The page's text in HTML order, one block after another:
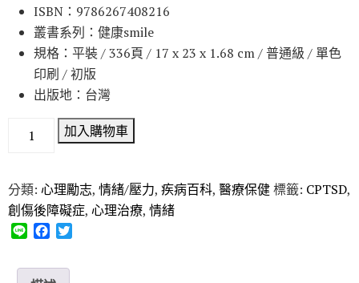
ISBN：9786267408216
叢書系列：健康smile
規格：平裝 / 336頁 / 17 x 23 x 1.68 cm / 普通級 / 單色
印刷 / 初版
出版地：台灣
加入購物車
分類: 心理勵志, 情緒/壓力, 疾病百科, 醫療保健標籤: CPTSD,
創傷後障礙症, 心理治療, 情緒
e
e